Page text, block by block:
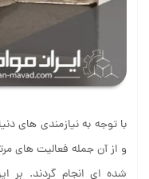
با توجه به نیازمندی های
و از آن جمله فعالیت های
شده ای انجام گردند. بر